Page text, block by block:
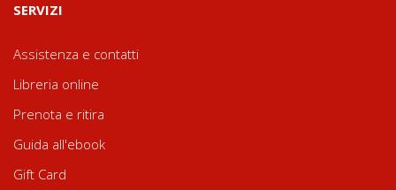
SERVIZI
Assistenza e contatti
Libreria online
Prenota e ritira
Guida all'ebook
Gift Card